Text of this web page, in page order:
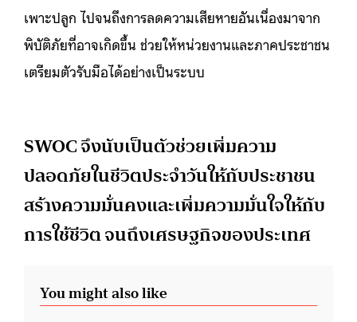
เพาะปลูก ไปจนถึงการลดความเสียหายอันเนื่องมาจาก
พิบัติภัยที่อาจเกิดขึ้น ช่วยให้หน่วยงานและภาคประชาชน
เตรียมตัวรับมือได้อย่างเป็นระบบ
SWOC จึงนับเป็นตัวช่วยเพิ่มความ
ปลอดภัยในชีวิตประจำวันให้กับประชาชน
สร้างความมั่นคงและเพิ่มความมั่นใจให้กับ
การใช้ชีวิต จนถึงเศรษฐกิจของประเทศ
You might also like